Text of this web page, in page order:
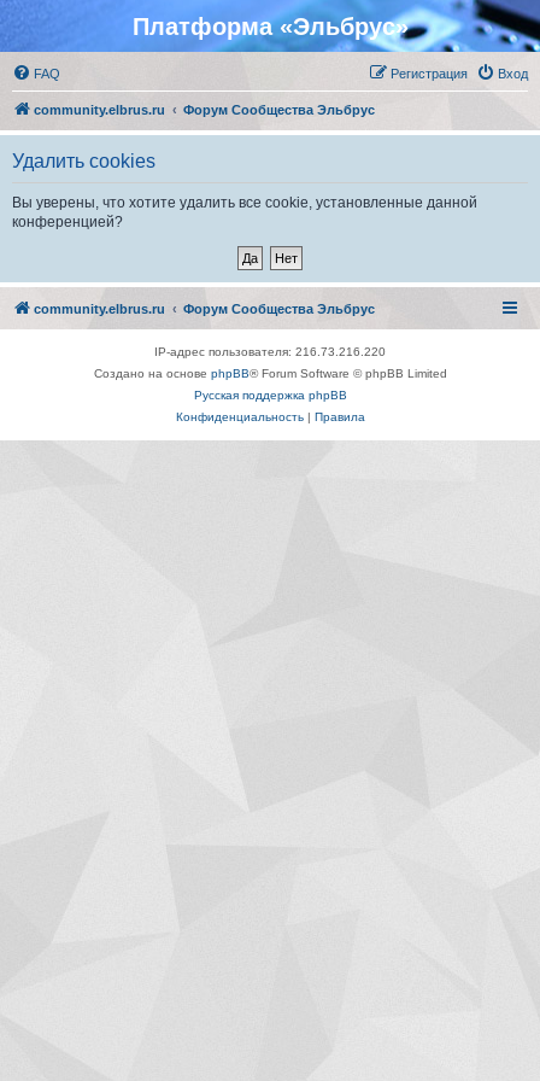
Платформа «Эльбрус»
FAQ Вход
Регистрация
community.elbrus.ru Форум Сообщества Эльбрус
Удалить cookies
Вы уверены, что хотите удалить все cookie, установленные данной
конференцией?
community.elbrus.ru Форум Сообщества Эльбрус
IP-адрес пользователя: 216.73.216.220
Создано на основе phpBB® Forum Software © phpBB Limited
Русская поддержка phpBB
Конфиденциальность| Правила